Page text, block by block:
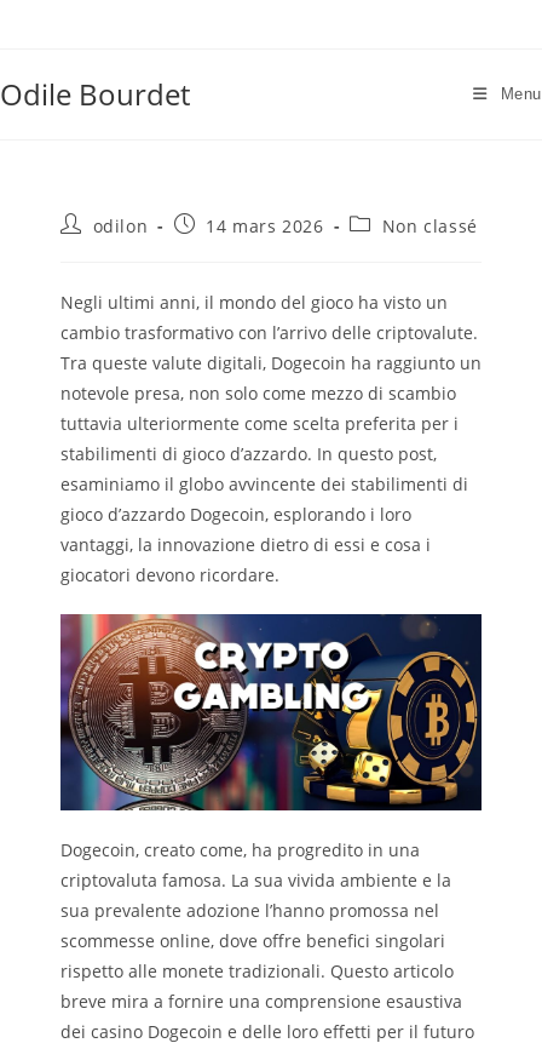
Odile Bourdet Menu
Auteur/autrice
publication :
odilon
Publication
14 mars 2026
PostNon classé
Negli ultimi anni, il mondo del gioco ha visto un
cambio trasformativo con l’arrivo delle criptovalute.
Tra queste valute digitali, Dogecoin ha raggiunto un
notevole presa, non solo come mezzo di scambio
tuttavia ulteriormente come scelta preferita per i
stabilimenti di gioco d’azzardo. In questo post,
esaminiamo il globo avvincente dei stabilimenti di
gioco d’azzardo Dogecoin, esplorando i loro
vantaggi, la innovazione dietro di essi e cosa i
giocatori devono ricordare.
Dogecoin, creato come, ha progredito in una
criptovaluta famosa. La sua vivida ambiente e la
sua prevalente adozione l’hanno promossa nel
scommesse online, dove offre benefici singolari
rispetto alle monete tradizionali. Questo articolo
breve mira a fornire una comprensione esaustiva
dei casino Dogecoin e delle loro effetti per il futuro